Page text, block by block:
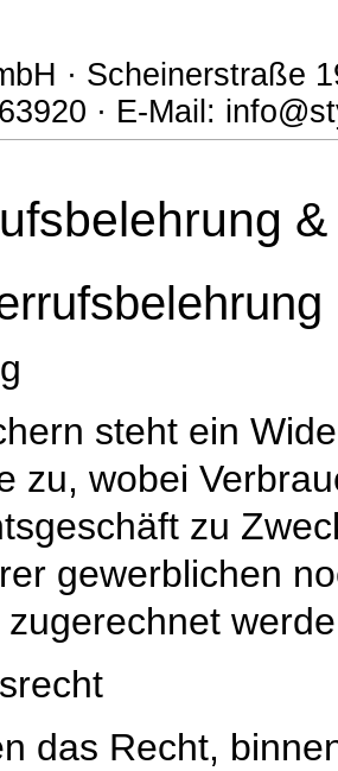
· Scheinerstraße
· E-Mail:
steht ein
zu, wobei
zu
gewerblichen
das Recht,